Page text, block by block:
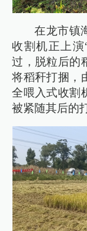
在龙市镇
收割机正上
过，脱粒后的
将稻秆打捆，
全喂入式收割
被紧随其后的